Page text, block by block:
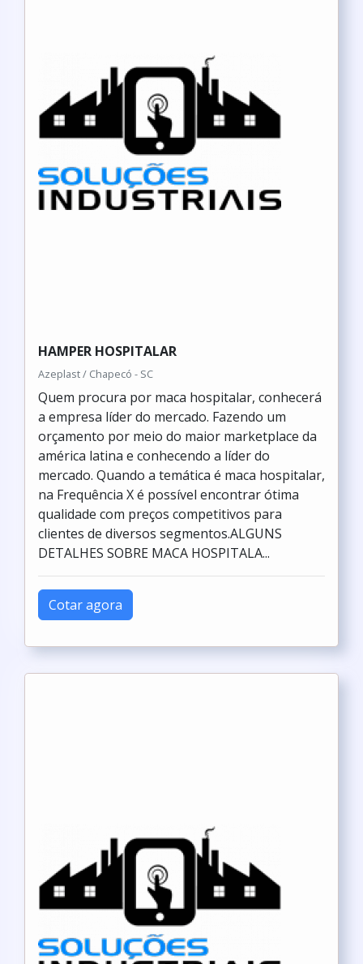
HAMPER HOSPITALAR
Azeplast / Chapecó - SC
Quem procura por maca hospitalar, conhecerá
a empresa líder do mercado. Fazendo um
orçamento por meio do maior marketplace da
américa latina e conhecendo a líder do
mercado. Quando a temática é maca hospitalar,
na Frequência X é possível encontrar ótima
qualidade com preços competitivos para
clientes de diversos segmentos.ALGUNS
DETALHES SOBRE MACA HOSPITALA...
Cotar agora